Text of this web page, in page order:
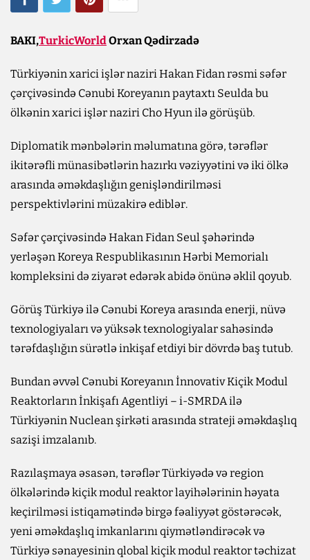
BAKI,TurkicWorldOrxan Qədirzadə
Türkiyənin xarici işlər naziri Hakan Fidan rəsmi səfər
çərçivəsində Cənubi Koreyanın paytaxtı Seulda bu
ölkənin xarici işlər naziri Cho Hyun ilə görüşüb.
Diplomatik mənbələrin məlumatına görə, tərəflər
ikitərəfli münasibətlərin hazırkı vəziyyətini və iki ölkə
arasında əməkdaşlığın genişləndirilməsi
perspektivlərini müzakirə ediblər.
Səfər çərçivəsində Hakan Fidan Seul şəhərində
yerləşən Koreya Respublikasının Hərbi Memorialı
kompleksini də ziyarət edərək abidə önünə əklil qoyub.
Görüş Türkiyə ilə Cənubi Koreya arasında enerji, nüvə
texnologiyaları və yüksək texnologiyalar sahəsində
tərəfdaşlığın sürətlə inkişaf etdiyi bir dövrdə baş tutub.
Bundan əvvəl Cənubi Koreyanın İnnovativ Kiçik Modul
Reaktorların İnkişafı Agentliyi – i-SMRDA ilə
Türkiyənin Nuclean şirkəti arasında strateji əməkdaşlıq
sazişi imzalanıb.
Razılaşmaya əsasən, tərəflər Türkiyədə və region
ölkələrində kiçik modul reaktor layihələrinin həyata
keçirilməsi istiqamətində birgə fəaliyyət göstərəcək,
yeni əməkdaşlıq imkanlarını qiymətləndirəcək və
Türkiyə sənayesinin qlobal kiçik modul reaktor təchizat